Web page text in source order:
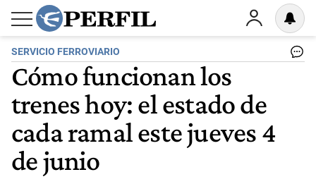
SERVICIO FERROVIARIO
Cómo funcionan los
trenes hoy: el estado de
cada ramal este jueves 4
de junio